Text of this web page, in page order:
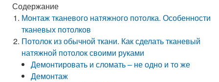
Содержание
Монтаж тканевого натяжного потолка. Особенности
тканевых потолков
Потолок из обычной ткани. Как сделать тканевый
натяжной потолок своими руками
Демонтировать и сломать – не одно и то же
Демонтаж